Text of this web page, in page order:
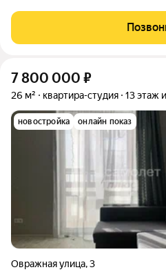
построенного в 2023 году!
площадь квaртиры - 31,3 кв. м
7 800 000 ₽
26 м² квартира-студия 13 этаж
новостройка онлайн показ
Овражная улица,3